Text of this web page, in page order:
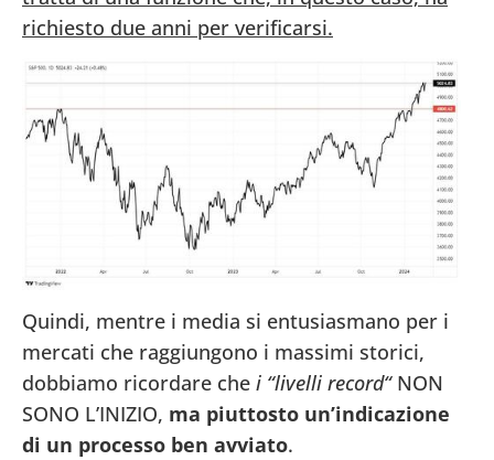
richiesto due anni per verificarsi.
Quindi, mentre i media si entusiasmano per i
mercati che raggiungono i massimi storici,
dobbiamo ricordare che i “livelli record“NON
SONO L’INIZIO, ma piuttosto un’indicazione
di un processo ben avviato.